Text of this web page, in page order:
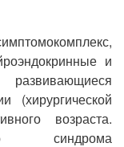
и
развивающиеся
(хирургической
возраста.
синдрома